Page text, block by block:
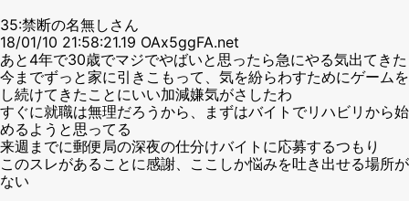
35:禁断の名無しさん
18/01/10 21:58:21.19 OAx5ggFA.net
あと4年で30歳でマジでやばいと思ったら急にやる気出てきた
今までずっと家に引きこもって、気を紛らわすためにゲームを
し続けてきたことにいい加減嫌気がさしたわ
すぐに就職は無理だろうから、まずはバイトでリハビリから始
めるようと思ってる
来週までに郵便局の深夜の仕分けバイトに応募するつもり
このスレがあることに感謝、ここしか悩みを吐き出せる場所が
ない